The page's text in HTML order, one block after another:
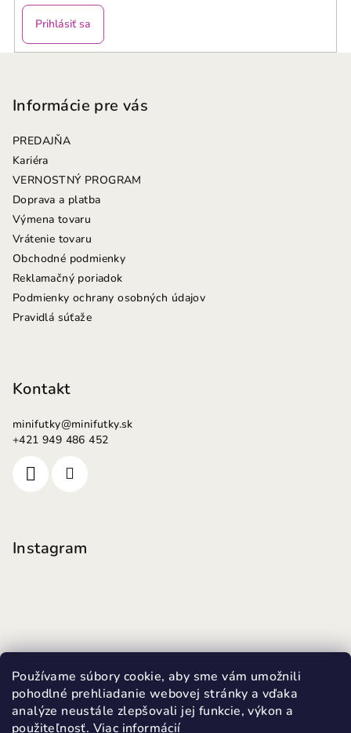
Používame súbory cookie, aby sme vám umožnili
pohodlné prehliadanie webovej stránky a vďaka
analýze neustále zlepšovali jej funkcie, výkon a
použiteľnosť. Viac informácií
Prihlásiť sa
Informácie pre vás
PREDAJŇA
Kariéra
VERNOSTNÝ PROGRAM
Doprava a platba
Výmena tovaru
Vrátenie tovaru
Obchodné podmienky
Reklamačný poriadok
Podmienky ochrany osobných údajov
Pravidlá súťaže
Kontakt
minifutky@minifutky.sk
+421 949 486 452
Instagram